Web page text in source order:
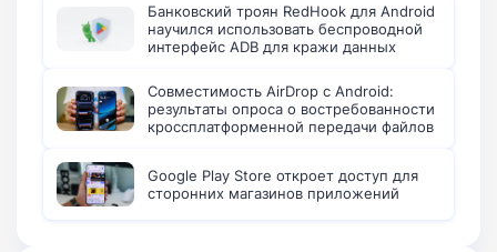
Банковский троян RedHook для Android
научился использовать беспроводной
интерфейс ADB для кражи данных
Совместимость AirDrop с Android:
результаты опроса о востребованности
кроссплатформенной передачи файлов
Google Play Store откроет доступ для
сторонних магазинов приложений